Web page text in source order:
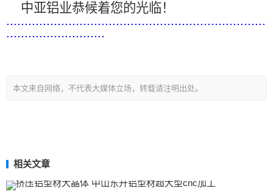
中亚铝业恭候着您的光临！
.......................................................................
...........................
本文来自网络，不代表大媒体立场，转载请注明出处。
相关文章